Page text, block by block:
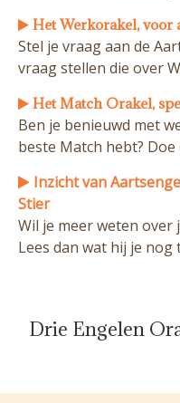
Het Werkorakel, voor
Stel je vraag aan de
vraag stellen die over
Het Match Orakel,
Ben je benieuwd met
beste Match hebt?
Inzicht van
Stier
Wil je meer weten over
Lees dan wat hij je nog
Drie Engelen